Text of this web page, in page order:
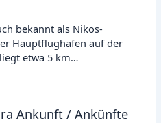
bekannt als Nikos-
Hauptflughafen auf der
etwa 5 km…
Ankunft / Ankünfte